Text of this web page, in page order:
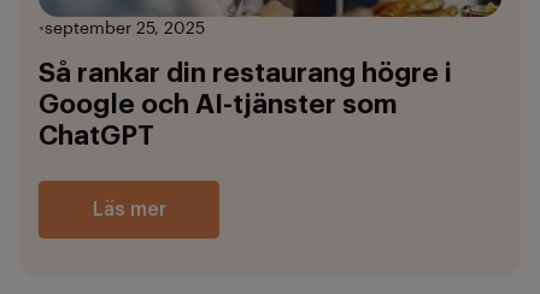
•september 25, 2025
Så rankar din restaurang högre i
Google och AI-tjänster som
ChatGPT
Läs mer